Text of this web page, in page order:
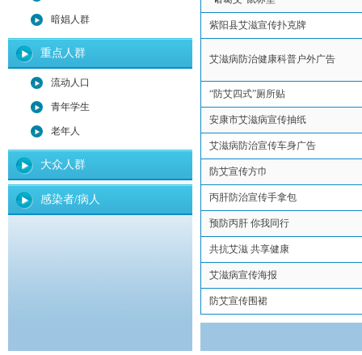
暗娼人群
重点人群
流动人口
青年学生
老年人
大众人群
感染者/病人
紫阳县艾滋宣传扑克牌
艾滋病防治健康科普户外广告
“防艾四式”厕所贴
安康市艾滋病宣传抽纸
艾滋病防治宣传车身广告
防艾宣传方巾
丙肝防治宣传手拿包
预防丙肝 你我同行
共抗艾滋 共享健康
艾滋病宣传海报
防艾宣传围裙